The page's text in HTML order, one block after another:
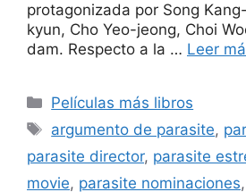
protagonizada por Song
kyun, Cho Yeo-jeong, Choi
dam. Respecto a la … Leer
Categorías
Películas más libros
Etiquetas
argumento de parasite,
parasite director, parasite
movie, parasite nominaciones,